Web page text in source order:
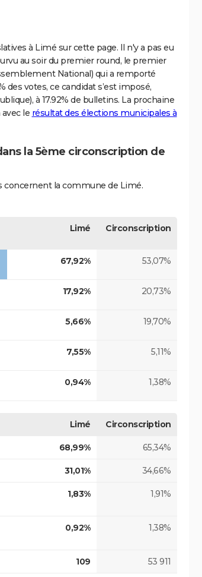
à Limé sur cette page. Il n'y a pas eu
au soir du premier round, le premier
National) qui a remporté
des votes, ce candidat s’est imposé,
à 17.92% de bulletins. La prochaine
le résultat des élections municipales à
la 5ème circonscription de
concernent la commune de Limé.
Limé Circonscription
67,92% 53,07%
17,92% 20,73%
5,66% 19,70%
7,55% 5,11%
0,94% 1,38%
Limé Circonscription
68,99% 65,34%
31,01% 34,66%
1,83% 1,91%
0,92% 1,38%
109 53 911